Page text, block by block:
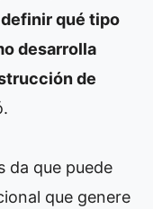
qué tipo
desarrolla
de
da que puede
que genere